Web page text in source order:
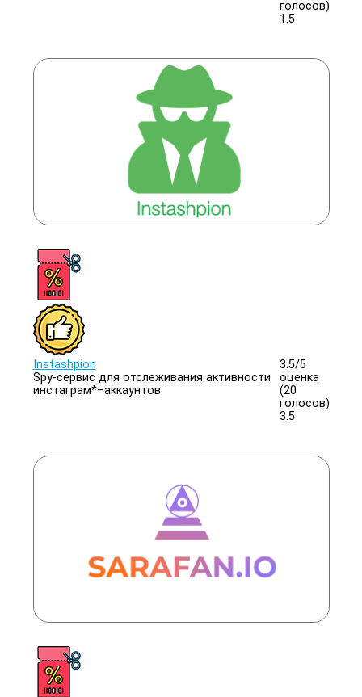
голосов)
1.5
Instashpion
Spy-сервис для отслеживания активности
инстаграм*–аккаунтов
3.5/5
оценка
(20
голосов)
3.5